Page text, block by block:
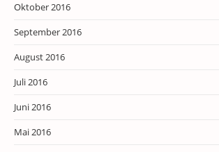
Oktober 2016
September 2016
August 2016
Juli 2016
Juni 2016
Mai 2016